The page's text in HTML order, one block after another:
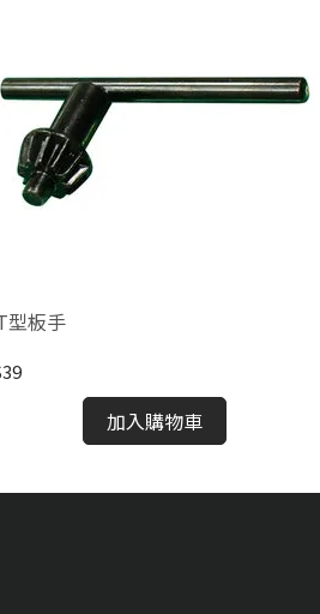
型板手
加入購物車